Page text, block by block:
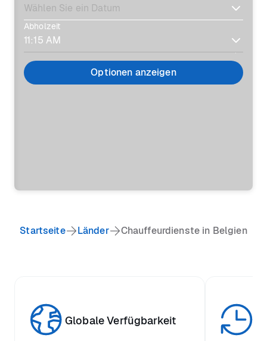
Abholzeit
Optionen anzeigen
Startseite Länder Chauffeurdienste in Belgien
Globale Verfügbarkeit